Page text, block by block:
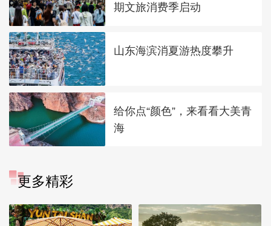
期文旅消费季启动
山东海滨消夏游热度攀升
给你点“颜色”，来看看大美青
海
更多精彩